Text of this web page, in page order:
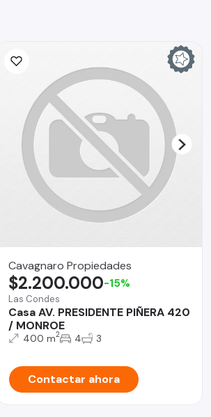
Cavagnaro Propiedades
Las Condes
Casa AV. PRESIDENTE PIÑERA 420
/ MONROE
$2.200.000-15%
400 m2 4 3
Contactar ahora